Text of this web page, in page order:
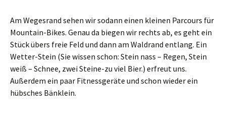
Am Wegesrand sehen wir sodann einen kleinen Parcours für
Mountain-Bikes. Genau da biegen wir rechts ab, es geht ein
Stück übers freie Feld und dann am Waldrand entlang. Ein
Wetter-Stein (Sie wissen schon: Stein nass – Regen, Stein
weiß – Schnee, zwei Steine-zu viel Bier.) erfreut uns.
Außerdem ein paar Fitnessgeräte und schon wieder ein
hübsches Bänklein.